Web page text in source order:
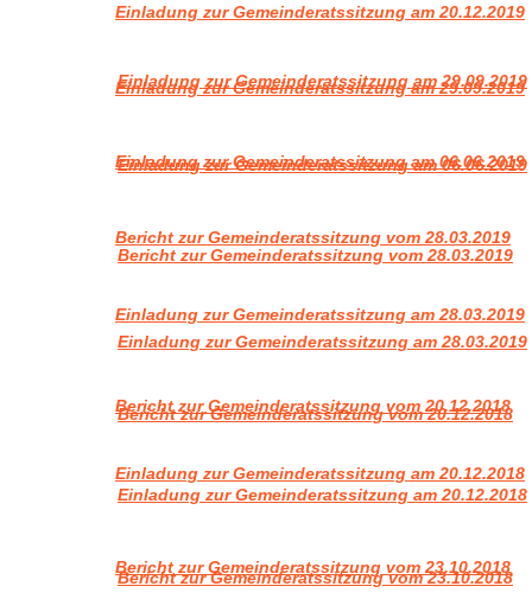
Bericht zur Gemeinderatssitzung vom 23.10.2018
Einladung zur Gemeinderatssitzung am 20.12.2018
Bericht zur Gemeinderatssitzung vom 20.12.2018
Einladung zur Gemeinderatssitzung am 28.03.2019
Bericht zur Gemeinderatssitzung vom 28.03.2019
Einladung zur Gemeinderatssitzung am 06.06.2019
Einladung zur Gemeinderatssitzung am 29.09.2019
Einladung zur Gemeinderatssitzung am 20.12.2019
Bericht zur Gemeinderatssitzung vom 23.10.2018
Einladung zur Gemeinderatssitzung am 20.12.2018
Bericht zur Gemeinderatssitzung vom 20.12.2018
Einladung zur Gemeinderatssitzung am 28.03.2019
Bericht zur Gemeinderatssitzung vom 28.03.2019
Einladung zur Gemeinderatssitzung am 06.06.2019
Einladung zur Gemeinderatssitzung am 29.09.2019